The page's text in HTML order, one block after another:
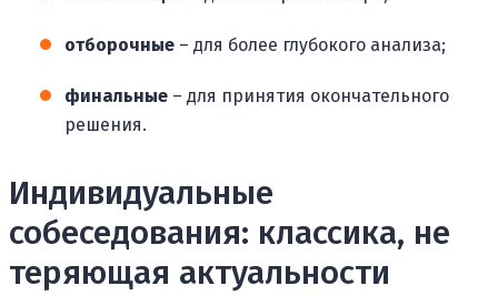
отборочные – для более глубокого анализа;
финальные – для принятия окончательного
решения.
Индивидуальные
собеседования: классика, не
теряющая актуальности